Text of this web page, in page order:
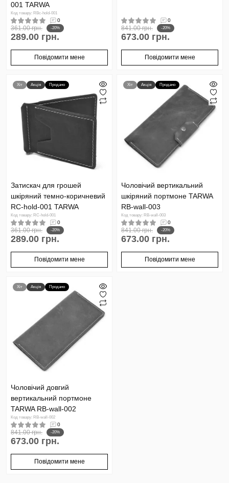
001 TARWA
Код товару: RBc-hold-001
0
361.00 грн. -20%
289.00 грн.
Повідомити мене
0
841.00 грн. -20%
673.00 грн.
Повідомити мене
Хіт Акція Продано
Затискач для грошей
шкіряний темно-коричневий
RC-hold-001 TARWA
Код товару: RC-hold-001
0
361.00 грн. -20%
289.00 грн.
Повідомити мене
Хіт Акція Продано
Чоловічий вертикальний
шкіряний портмоне TARWA
RB-wall-003
Код товару: RB-wall-003
0
841.00 грн. -20%
673.00 грн.
Повідомити мене
Хіт Акція Продано
Чоловічий довгий
вертикальний портмоне
TARWA RB-wall-002
Код товару: RB-wall-002
0
841.00 грн. -20%
673.00 грн.
Повідомити мене